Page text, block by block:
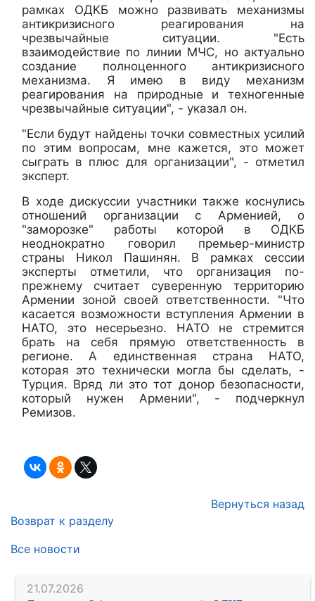
21.07.2026
рамках ОДКБ можно развивать механизмы
антикризисного реагирования на
чрезвычайные ситуации. "Есть
взаимодействие по линии МЧС, но актуально
создание полноценного антикризисного
механизма. Я имею в виду механизм
реагирования на природные и техногенные
чрезвычайные ситуации", - указал он.
"Если будут найдены точки совместных усилий
по этим вопросам, мне кажется, это может
сыграть в плюс для организации", - отметил
эксперт.
В ходе дискуссии участники также коснулись
отношений организации с Арменией, о
"заморозке" работы которой в ОДКБ
неоднократно говорил премьер-министр
страны Никол Пашинян. В рамках сессии
эксперты отметили, что организация по-
прежнему считает суверенную территорию
Армении зоной своей ответственности. "Что
касается возможности вступления Армении в
НАТО, это несерьезно. НАТО не стремится
брать на себя прямую ответственность в
регионе. А единственная страна НАТО,
которая это технически могла бы сделать, -
Турция. Вряд ли это тот донор безопасности,
который нужен Армении", - подчеркнул
Ремизов.
Вернуться назад
Возврат к разделу
Все новости